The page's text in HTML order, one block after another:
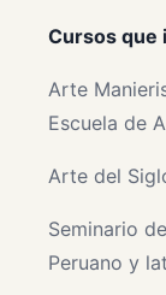
Cursos que
Arte
Escuela de
Arte del
Seminario
Peruano y